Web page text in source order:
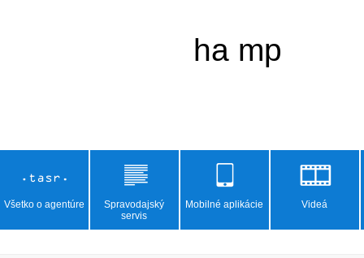
Všetko o agentúre
Spravodajský
servis
Mobilné aplikácie Videá